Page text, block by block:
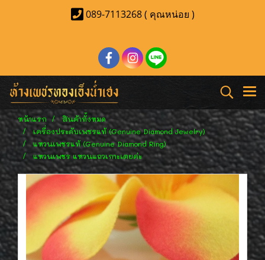
089-7113268 ( คุณหน่อย )
หน้าแรก
สินค้าทั้งหมด
เครื่องประดับเพชรแท้ (Genuine Diamond Jewelry)
แหวนเพชรแท้ (Genuine Diamond Ring)
แหวนเพชร แหวนแถวเกาะเตยค่ะ